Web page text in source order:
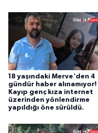
18 yaşındaki Merve'den 4
gündür haber alınamıyor!
Kayıp genç kıza internet
üzerinden yönlendirme
yapıldığı öne sürüldü.